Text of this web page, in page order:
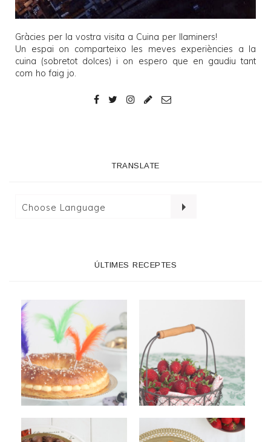
Gràcies per la vostra visita a Cuina per llaminers!
Un espai on comparteixo les meves experiències a la
cuina (sobretot dolces) i on espero que en gaudiu tant
com ho faig jo.
TRANSLATE
ÚLTIMES RECEPTES